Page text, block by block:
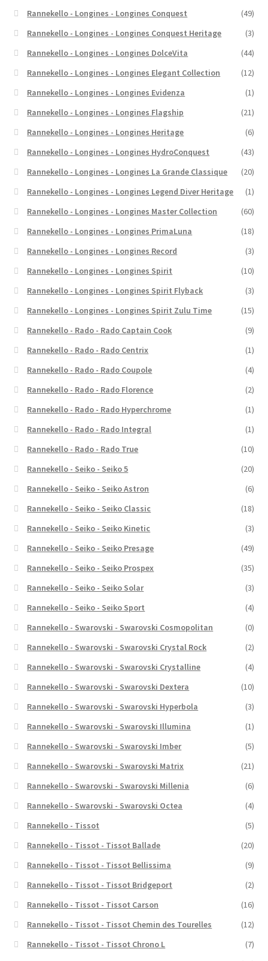
Rannekello - Longines - Longines Conquest
(49)
Rannekello - Longines - Longines Conquest Heritage
(3)
Rannekello - Longines - Longines DolceVita
(44)
Rannekello - Longines - Longines Elegant Collection
(12)
Rannekello - Longines - Longines Evidenza
(1)
Rannekello - Longines - Longines Flagship
(21)
Rannekello - Longines - Longines Heritage
(6)
Rannekello - Longines - Longines HydroConquest
(43)
Rannekello - Longines - Longines La Grande Classique
(20)
Rannekello - Longines - Longines Legend Diver Heritage
(1)
Rannekello - Longines - Longines Master Collection
(60)
Rannekello - Longines - Longines PrimaLuna
(18)
Rannekello - Longines - Longines Record
(3)
Rannekello - Longines - Longines Spirit
(10)
Rannekello - Longines - Longines Spirit Flyback
(3)
Rannekello - Longines - Longines Spirit Zulu Time
(15)
Rannekello - Rado - Rado Captain Cook
(9)
Rannekello - Rado - Rado Centrix
(1)
Rannekello - Rado - Rado Coupole
(4)
Rannekello - Rado - Rado Florence
(2)
Rannekello - Rado - Rado Hyperchrome
(1)
Rannekello - Rado - Rado Integral
(1)
Rannekello - Rado - Rado True
(10)
Rannekello - Seiko - Seiko 5
(20)
Rannekello - Seiko - Seiko Astron
(6)
Rannekello - Seiko - Seiko Classic
(18)
Rannekello - Seiko - Seiko Kinetic
(3)
Rannekello - Seiko - Seiko Presage
(49)
Rannekello - Seiko - Seiko Prospex
(35)
Rannekello - Seiko - Seiko Solar
(3)
Rannekello - Seiko - Seiko Sport
(4)
Rannekello - Swarovski - Swarovski Cosmopolitan
(0)
Rannekello - Swarovski - Swarovski Crystal Rock
(2)
Rannekello - Swarovski - Swarovski Crystalline
(4)
Rannekello - Swarovski - Swarovski Dextera
(10)
Rannekello - Swarovski - Swarovski Hyperbola
(3)
Rannekello - Swarovski - Swarovski Illumina
(1)
Rannekello - Swarovski - Swarovski Imber
(5)
Rannekello - Swarovski - Swarovski Matrix
(21)
Rannekello - Swarovski - Swarovski Millenia
(6)
Rannekello - Swarovski - Swarovski Octea
(4)
Rannekello - Tissot
(5)
Rannekello - Tissot - Tissot Ballade
(20)
Rannekello - Tissot - Tissot Bellissima
(9)
Rannekello - Tissot - Tissot Bridgeport
(2)
Rannekello - Tissot - Tissot Carson
(16)
Rannekello - Tissot - Tissot Chemin des Tourelles
(12)
Rannekello - Tissot - Tissot Chrono L
(7)